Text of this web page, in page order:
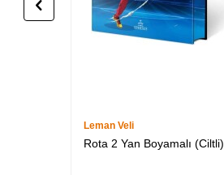
Leman Veli
Rota 2 Yan Boyamalı (Ciltli)